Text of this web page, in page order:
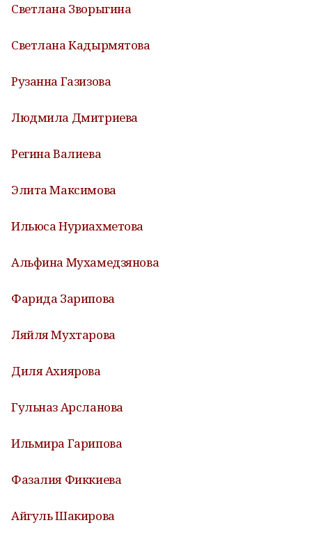
Светлана Зворыгина
Светлана Кадырмятова
Рузанна Газизова
Людмила Дмитриева
Регина Валиева
Элита Максимова
Ильюса Нуриахметова
Альфина Мухамедзянова
Фарида Зарипова
Ляйля Мухтарова
Диля Ахиярова
Гульназ Арсланова
Ильмира Гарипова
Фазалия Фиккиева
Айгуль Шакирова